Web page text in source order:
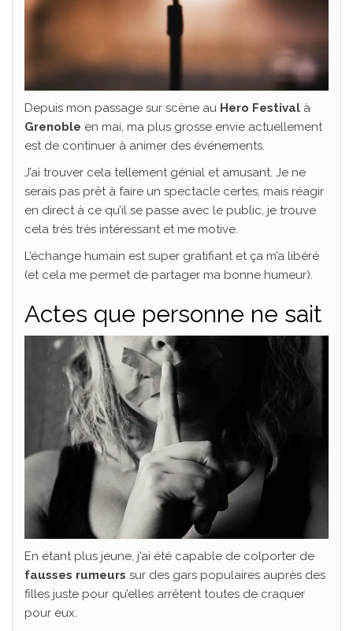
Depuis mon passage sur scène au Hero Festival à
Grenoble en mai, ma plus grosse envie actuellement
est de continuer à animer des événements.
J’ai trouver cela tellement génial et amusant. Je ne
serais pas prêt à faire un spectacle certes, mais réagir
en direct à ce qu’il se passe avec le public, je trouve
cela très très intéressant et me motive.
L’échange humain est super gratifiant et ça m’a libéré
(et cela me permet de partager ma bonne humeur).
Actes que personne ne sait
En étant plus jeune, j’ai été capable de colporter de
fausses rumeurs sur des gars populaires auprès des
filles juste pour qu’elles arrêtent toutes de craquer
pour eux.